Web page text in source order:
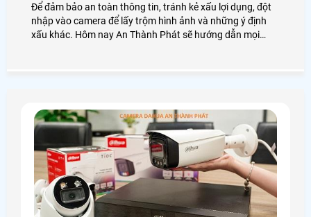
Để đảm bảo an toàn thông tin, tránh kẻ xấu lợi dụng, đột
nhập vào camera để lấy trộm hình ảnh và những ý định
xấu khác. Hôm nay An Thành Phát sẽ hướng dẫn mọi